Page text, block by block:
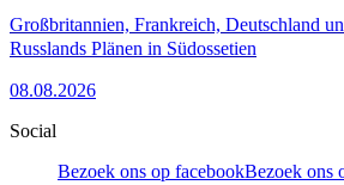
Großbritannien, Frankreich, Deutschland
Russlands Plänen in Südossetien
08.08.2026
Social
Bezoek ons op facebookBezoek ons